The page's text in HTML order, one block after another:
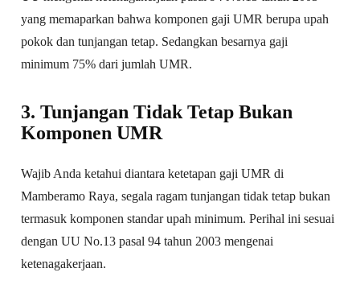
yang memaparkan bahwa komponen gaji UMR berupa upah
pokok dan tunjangan tetap. Sedangkan besarnya gaji
minimum 75% dari jumlah UMR.
3. Tunjangan Tidak Tetap Bukan
Komponen UMR
Wajib Anda ketahui diantara ketetapan gaji UMR di
Mamberamo Raya, segala ragam tunjangan tidak tetap bukan
termasuk komponen standar upah minimum. Perihal ini sesuai
dengan UU No.13 pasal 94 tahun 2003 mengenai
ketenagakerjaan.